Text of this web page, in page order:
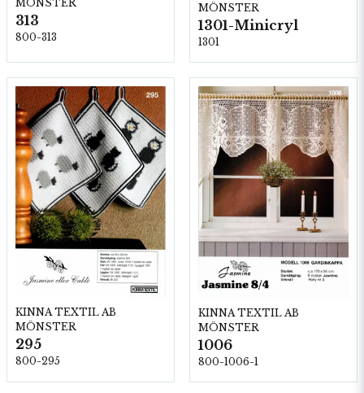
MÖNSTER
313
800-313
MÖNSTER
1301-Minicryl
1301
KINNA TEXTIL AB
MÖNSTER
295
800-295
KINNA TEXTIL AB
MÖNSTER
1006
800-1006-1